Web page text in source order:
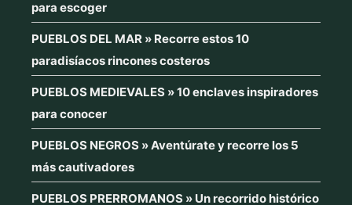
para escoger
PUEBLOS DEL MAR » Recorre estos 10
paradisíacos rincones costeros
PUEBLOS MEDIEVALES » 10 enclaves inspiradores
para conocer
PUEBLOS NEGROS » Aventúrate y recorre los 5
más cautivadores
PUEBLOS PRERROMANOS » Un recorrido histórico